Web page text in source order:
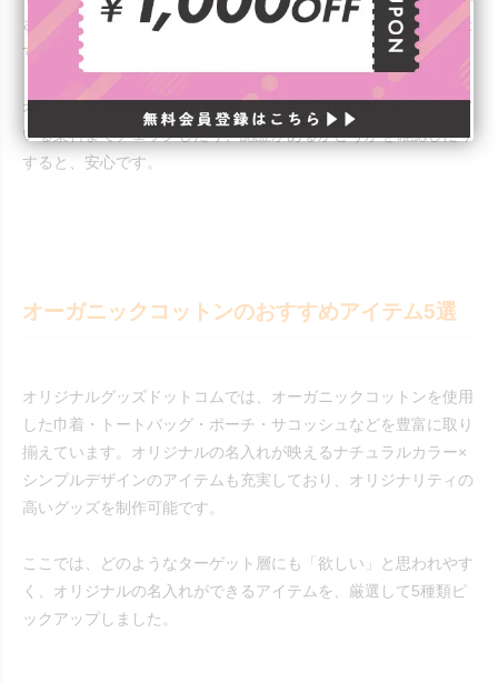
されているだけでは、本来のオーガニックコットンの基準を満た
す製品かどうかはわからないのが現状です。
オーガニックコットン製品を選ぶ場合は、素材の構成や使われて
いる染料までチェックしたり、認証があるかどうかを確認したり
すると、安心です。
オーガニックコットンのおすすめアイテム5選
オリジナルグッズドットコムでは、オーガニックコットンを使用
した巾着・トートバッグ・ポーチ・サコッシュなどを豊富に取り
揃えています。オリジナルの名入れが映えるナチュラルカラー×
シンプルデザインのアイテムも充実しており、オリジナリティの
高いグッズを制作可能です。
ここでは、どのようなターゲット層にも「欲しい」と思われやす
く、オリジナルの名入れができるアイテムを、厳選して5種類ピ
ックアップしました。